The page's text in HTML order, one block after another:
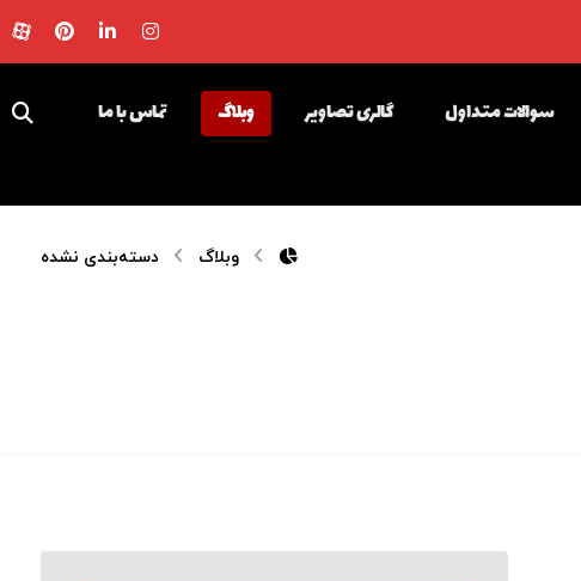
سوالات متداول گالری تصاویر وبلاگ تماس با ما
وبلاگ دسته‌بندی نشده